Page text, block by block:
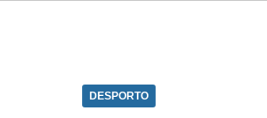
DESPORTO